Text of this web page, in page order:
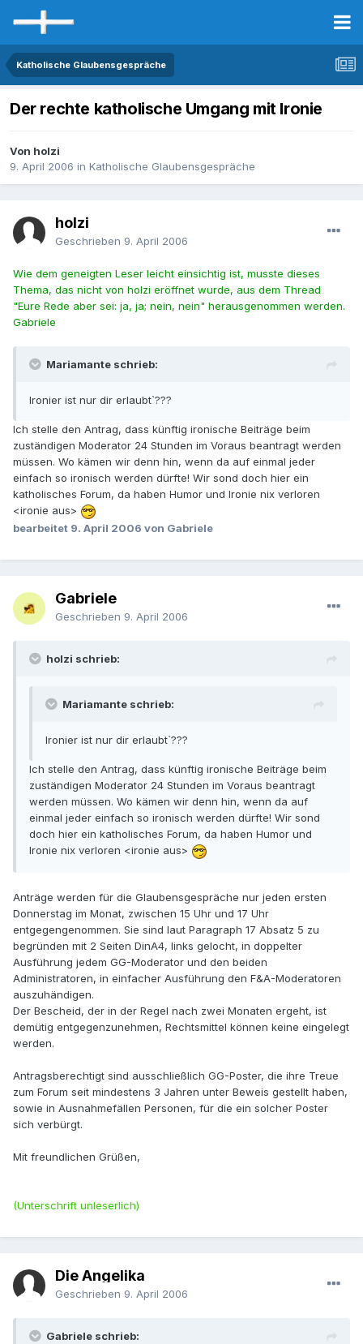
Katholische Glaubensgespräche
Der rechte katholische Umgang mit Ironie
Von holzi
9. April 2006 in Katholische Glaubensgespräche
holzi
Geschrieben 9. April 2006
Wie dem geneigten Leser leicht einsichtig ist, musste dieses
Thema, das nicht von holzi eröffnet wurde, aus dem Thread
"Eure Rede aber sei: ja, ja; nein, nein" herausgenommen werden.
Gabriele
Mariamante schrieb:
Ironier ist nur dir erlaubt`???
Ich stelle den Antrag, dass künftig ironische Beiträge beim
zuständigen Moderator 24 Stunden im Voraus beantragt werden
müssen. Wo kämen wir denn hin, wenn da auf einmal jeder
einfach so ironisch werden dürfte! Wir sond doch hier ein
katholisches Forum, da haben Humor und Ironie nix verloren
<ironie aus>
bearbeitet 9. April 2006 von Gabriele
Gabriele
Geschrieben 9. April 2006
holzi schrieb:
Mariamante schrieb:
Ironier ist nur dir erlaubt`???
Ich stelle den Antrag, dass künftig ironische Beiträge beim
zuständigen Moderator 24 Stunden im Voraus beantragt
werden müssen. Wo kämen wir denn hin, wenn da auf
einmal jeder einfach so ironisch werden dürfte! Wir sond
doch hier ein katholisches Forum, da haben Humor und
Ironie nix verloren <ironie aus>
Anträge werden für die Glaubensgespräche nur jeden ersten
Donnerstag im Monat, zwischen 15 Uhr und 17 Uhr
entgegengenommen. Sie sind laut Paragraph 17 Absatz 5 zu
begründen mit 2 Seiten DinA4, links gelocht, in doppelter
Ausführung jedem GG-Moderator und den beiden
Administratoren, in einfacher Ausführung den F&A-Moderatoren
auszuhändigen.
Der Bescheid, der in der Regel nach zwei Monaten ergeht, ist
demütig entgegenzunehmen, Rechtsmittel können keine eingelegt
werden.
Antragsberechtigt sind ausschließlich GG-Poster, die ihre Treue
zum Forum seit mindestens 3 Jahren unter Beweis gestellt haben,
sowie in Ausnahmefällen Personen, für die ein solcher Poster
sich verbürgt.
Mit freundlichen Grüßen,
(Unterschrift unleserlich)
Die Angelika
Geschrieben 9. April 2006
Gabriele schrieb: